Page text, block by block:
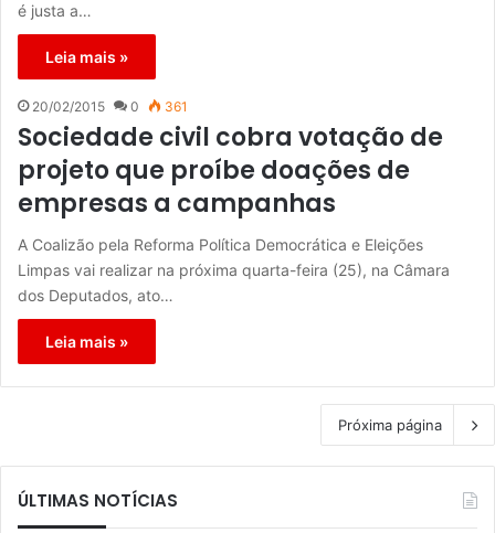
é justa a…
Leia mais »
20/02/2015 0 361
Sociedade civil cobra votação de
projeto que proíbe doações de
empresas a campanhas
A Coalizão pela Reforma Política Democrática e Eleições
Limpas vai realizar na próxima quarta-feira (25), na Câmara
dos Deputados, ato…
Leia mais »
Próxima página
ÚLTIMAS NOTÍCIAS